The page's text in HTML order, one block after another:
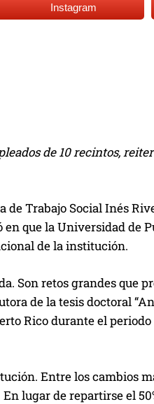
Instagram
de 10 recintos,
de Trabajo Social Inés
que la Universidad de
de la institución.
Son retos grandes que
de la tesis doctoral
Rico durante el
Entre los cambios
lugar de repartirse el